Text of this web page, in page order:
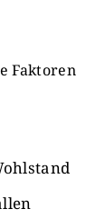
Faktoren